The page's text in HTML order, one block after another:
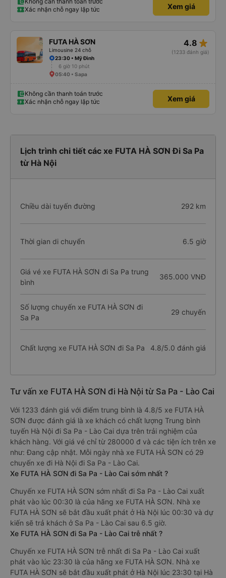
Xác nhận chỗ ngay lập tức
Xem giá
FUTA HÀ SƠN
Limousine 24 chỗ
4.8 star_rate
(1233 đánh giá)
23:30 • Mỹ Đình
6 giờ 10 phút
05:40 • Sapa
Không cần thanh toán trước
Xác nhận chỗ ngay lập tức
Xem giá
Lịch trình chi tiết các xe FUTA HÀ SƠN Đi Sa Pa
từ Hà Nội
Chiều dài tuyến đường 292 km
Thời gian di chuyển 6.5 giờ
Giá vé xe FUTA HÀ SƠN đi Sa Pa trung
bình
365.000 VNĐ
Số lượng chuyến xe FUTA HÀ SƠN đi
Sa Pa
29 chuyến
Chất lượng xe FUTA HÀ SƠN đi Sa Pa 4.8/5.0 đánh giá
Tư vấn xe FUTA HÀ SƠN đi Hà Nội từ Sa Pa - Lào Cai
Với 1233 đánh giá với điểm trung bình là 4.8/5 xe FUTA HÀ
SƠN được đánh giá là xe khách có chất lượng Trung bình
tuyến Hà Nội đi Sa Pa - Lào Cai dựa trên trải nghiệm của
khách hàng. Với giá vé chỉ từ 280000 đ và các tiện ích trên xe
như: Đang cập nhật. Mỗi ngày nhà xe FUTA HÀ SƠN có 29
chuyến xe đi Hà Nội đi Sa Pa - Lào Cai.
Xe FUTA HÀ SƠN đi Sa Pa - Lào Cai sớm nhất ?
Chuyến xe FUTA HÀ SƠN sớm nhất đi Sa Pa - Lào Cai xuất
phát vào lúc 00:30 là của hãng xe FUTA HÀ SƠN. Nhà xe
FUTA HÀ SƠN sẽ bắt đầu xuất phát ở Hà Nội lúc 00:30 và dự
kiến sẽ trả khách ở Sa Pa - Lào Cai sau 6.5 giờ.
Xe FUTA HÀ SƠN đi Sa Pa - Lào Cai trễ nhất ?
Chuyến xe FUTA HÀ SƠN trễ nhất đi Sa Pa - Lào Cai xuất
phát vào lúc 23:30 là của hãng xe FUTA HÀ SƠN. Nhà xe
FUTA HÀ SƠN sẽ bắt đầu xuất phát ở Hà Nội lúc 23:30 tại Hà